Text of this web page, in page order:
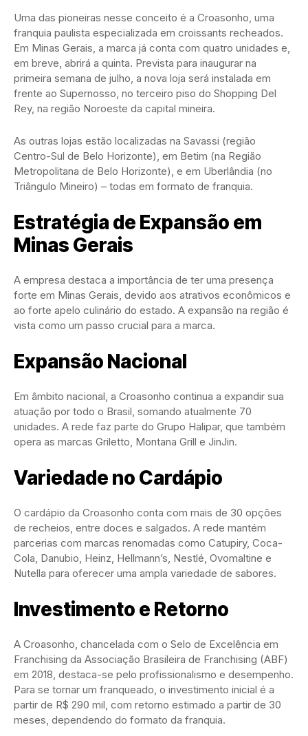
Uma das pioneiras nesse conceito é a Croasonho, uma
franquia paulista especializada em croissants recheados.
Em Minas Gerais, a marca já conta com quatro unidades e,
em breve, abrirá a quinta. Prevista para inaugurar na
primeira semana de julho, a nova loja será instalada em
frente ao Supernosso, no terceiro piso do Shopping Del
Rey, na região Noroeste da capital mineira.
As outras lojas estão localizadas na Savassi (região
Centro-Sul de Belo Horizonte), em Betim (na Região
Metropolitana de Belo Horizonte), e em Uberlândia (no
Triângulo Mineiro) – todas em formato de franquia.
Estratégia de Expansão em
Minas Gerais
A empresa destaca a importância de ter uma presença
forte em Minas Gerais, devido aos atrativos econômicos e
ao forte apelo culinário do estado. A expansão na região é
vista como um passo crucial para a marca.
Expansão Nacional
Em âmbito nacional, a Croasonho continua a expandir sua
atuação por todo o Brasil, somando atualmente 70
unidades. A rede faz parte do Grupo Halipar, que também
opera as marcas Griletto, Montana Grill e JinJin.
Variedade no Cardápio
O cardápio da Croasonho conta com mais de 30 opções
de recheios, entre doces e salgados. A rede mantém
parcerias com marcas renomadas como Catupiry, Coca-
Cola, Danubio, Heinz, Hellmann’s, Nestlé, Ovomaltine e
Nutella para oferecer uma ampla variedade de sabores.
Investimento e Retorno
A Croasonho, chancelada com o Selo de Excelência em
Franchising da Associação Brasileira de Franchising (ABF)
em 2018, destaca-se pelo profissionalismo e desempenho.
Para se tornar um franqueado, o investimento inicial é a
partir de R$ 290 mil, com retorno estimado a partir de 30
meses, dependendo do formato da franquia.